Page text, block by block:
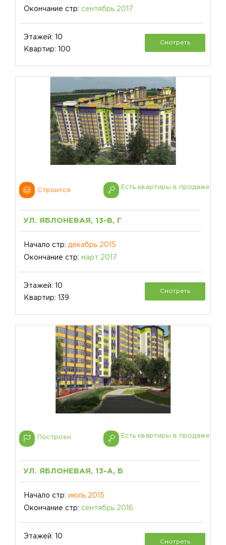
Окончание стр: сентябрь 2017
Этажей: 10
Квартир: 100
Смотреть
Строится
Есть квартиры в продаже
УЛ. ЯБЛОНЕВАЯ, 13-В, Г
Начало стр: декабрь 2015
Окончание стр: март 2017
Этажей: 10
Квартир: 139
Смотреть
Построен Есть квартиры в продаже
УЛ. ЯБЛОНЕВАЯ, 13-А, Б
Начало стр: июль 2015
Окончание стр: сентябрь 2016
Этажей: 10
Смотреть